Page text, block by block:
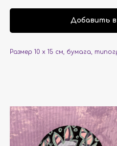
Добавить в
Размер 10 x 15 см, бумага,